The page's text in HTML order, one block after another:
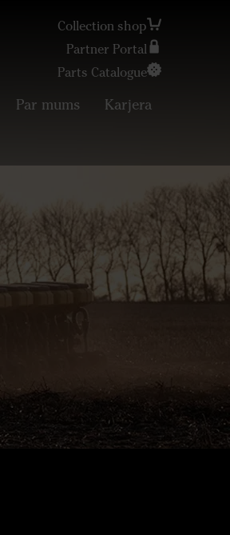
Collection shop
Partner Portal
Parts Catalogue
Par mums Karjera